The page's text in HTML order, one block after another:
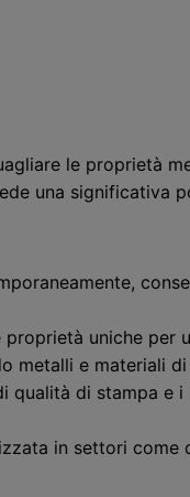
le proprietà
una significativa
uniche per
metalli e materiali
qualità di stampa e
in settori come